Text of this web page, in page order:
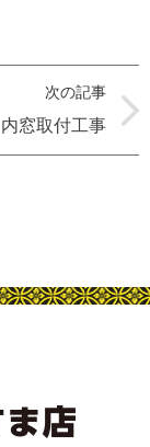
次の記事
内窓取付工事